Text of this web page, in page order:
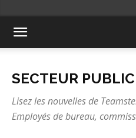
SECTEUR PUBLIC
Lisez les nouvelles de
Employés de bureau,